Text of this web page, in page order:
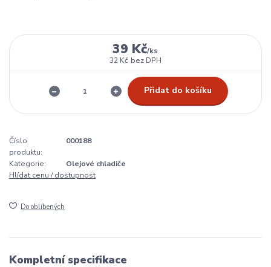
39 Kč/ks
32 Kč bez DPH
Přidat do košíku
Číslo
produktu:
000188
Kategorie:
Olejové chladiče
Hlídat cenu / dostupnost
Do oblíbených
Kompletní specifikace